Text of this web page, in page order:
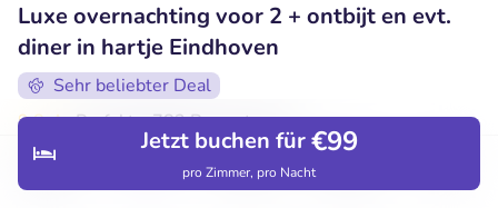
Entdecken Restaurants Buchungen
Jetzt buchen für€99
pro Zimmer, pro Nacht
Luxe overnachting voor 2 + ontbijt en evt.
diner in hartje Eindhoven
Sehr beliebter Deal
9.8
Perfekt• 782 Bewertungen
Pullman Eindhoven Cocagne
Eindhoven (38km)